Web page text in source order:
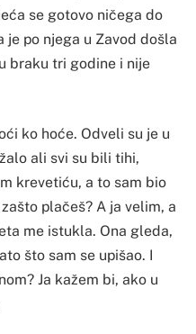
se gotovo ničega do
je po njega u Zavod došla
braku tri godine i nije
ko hoće. Odveli su je u
ali svi su bili tihi,
krevetiću, a to sam bio
plačeš? A ja velim, a
me istukla. Ona gleda,
što sam se upišao. I
Ja kažem bi, ako u